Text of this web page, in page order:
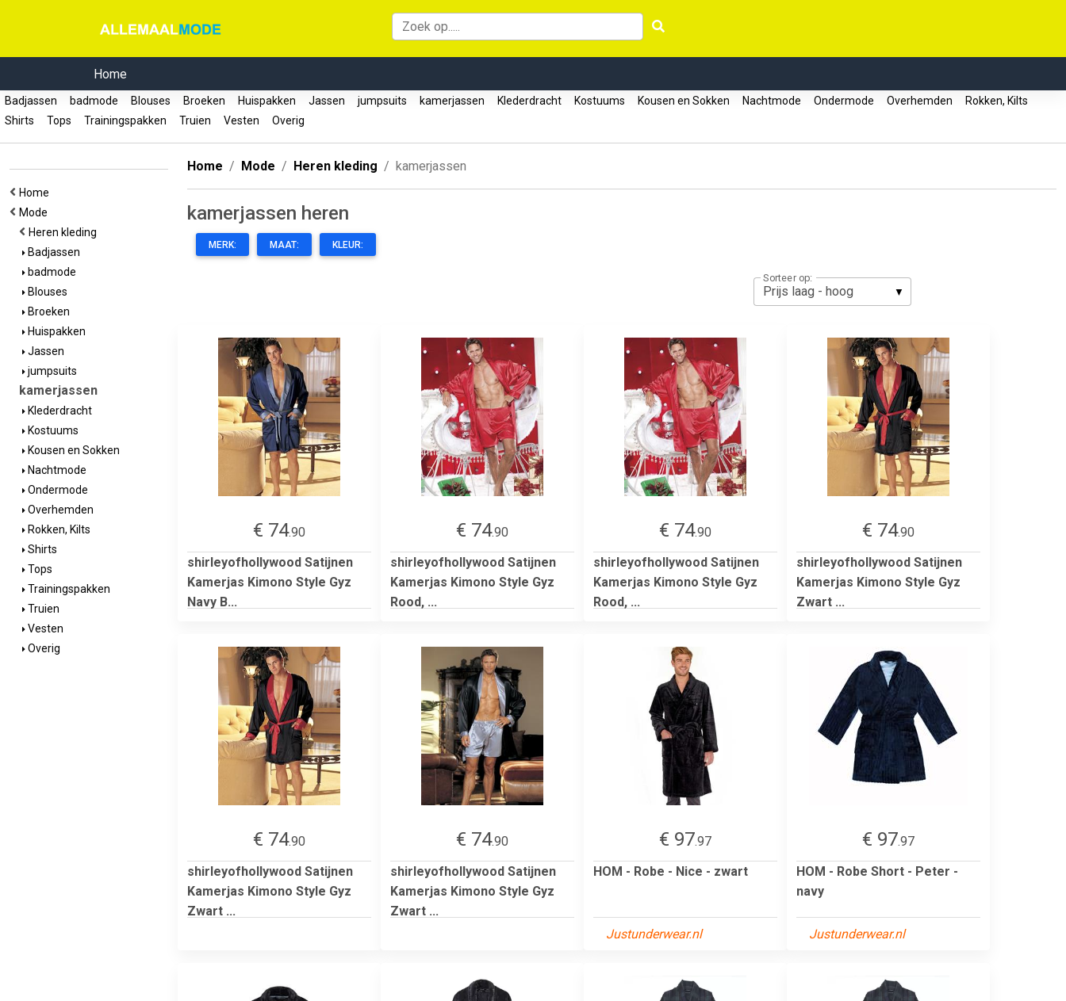
Home
Badjassen badmode Blouses Broeken Huispakken Jassen jumpsuits kamerjassen Klederdracht Kostuums Kousen en Sokken Nachtmode Ondermode Overhemden
Rokken, Kilts
Shirts
Tops Trainingspakken Truien Vesten Overig
Home
Mode
Heren kleding
Badjassen
badmode
Blouses
Broeken
Huispakken
Jassen
jumpsuits
kamerjassen
Klederdracht
Kostuums
Kousen en Sokken
Nachtmode
Ondermode
Overhemden
Rokken, Kilts
Shirts
Tops
Trainingspakken
Truien
Vesten
Overig
Home Mode Heren kleding kamerjassen
kamerjassen heren
MERK: MAAT: KLEUR:
Sorteer op:
€ 74.90
shirleyofhollywood Satijnen
Kamerjas Kimono Style Gyz
Navy B...
€ 74.90
shirleyofhollywood Satijnen
Kamerjas Kimono Style Gyz
Rood, ...
€ 74.90
shirleyofhollywood Satijnen
Kamerjas Kimono Style Gyz
Rood, ...
€ 74.90
shirleyofhollywood Satijnen
Kamerjas Kimono Style Gyz
Zwart ...
€ 74.90
shirleyofhollywood Satijnen
Kamerjas Kimono Style Gyz
Zwart ...
€ 74.90
shirleyofhollywood Satijnen
Kamerjas Kimono Style Gyz
Zwart ...
€ 97.97
HOM - Robe - Nice - zwart
Justunderwear.nl
€ 97.97
HOM - Robe Short - Peter -
navy
Justunderwear.nl